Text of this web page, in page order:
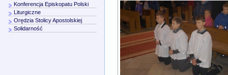
Konferencja Episkopatu Polski
Liturgiczne
Orędzia Stolicy Apostolskiej
Solidarność